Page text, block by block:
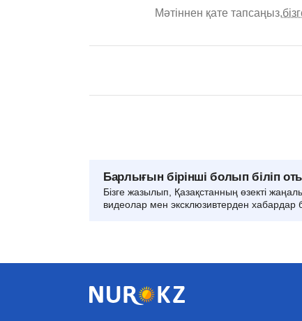
Мәтіннен қате тапсаңыз,
Барлығын бірінші болып біліп
Бізге жазылып, Қазақстанның өзекті
видеолар мен эксклюзивтерден хабардар